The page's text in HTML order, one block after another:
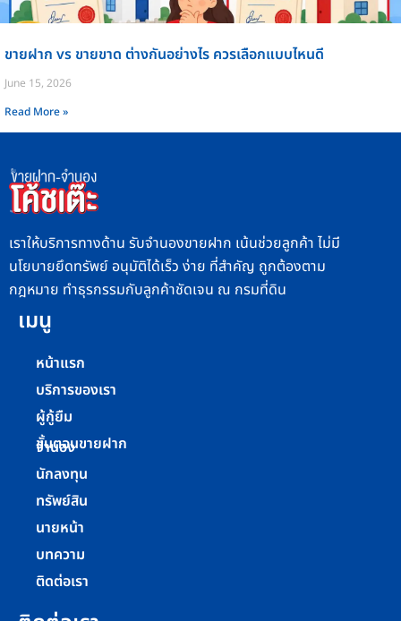
ขายฝาก vs ขายขาด ต่างกันอย่างไร ควรเลือกแบบไหนดี
June 15, 2026
Read More »
เราให้บริการทางด้าน รับจำนองขายฝาก เน้นช่วยลูกค้า ไม่มี
นโยบายยึดทรัพย์ อนุมัติได้เร็ว ง่าย ที่สำคัญ ถูกต้องตาม
กฎหมาย ทำธุรกรรมกับลูกค้าชัดเจน ณ กรมที่ดิน
เมนู
หน้าแรก
บริการของเรา
ผู้กู้ยืม
ขั้นตอนขายฝาก
จำนอง
นักลงทุน
ทรัพย์สิน
นายหน้า
บทความ
ติดต่อเรา